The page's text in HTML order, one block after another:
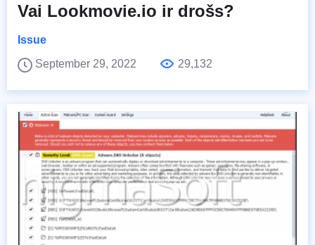
Vai Lookmovie.io ir drošs?
Issue
September 29, 2022
29,132